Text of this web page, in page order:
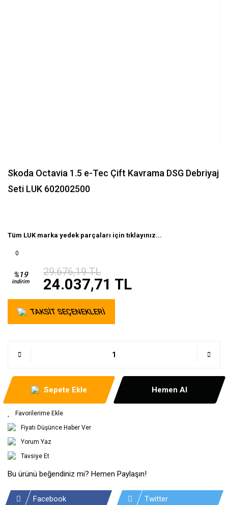
Skoda Octavia 1.5 e-Tec Çift Kavrama DSG Debriyaj
Seti LUK 602002500
Tüm LUK marka yedek parçaları için tıklayınız...
0
%19
indirim
29.676,19 TL
24.037,71 TL
TAKSİT SEÇENEKLERİ
Sepete Ekle Hemen Al
Fiyatı Düşünce Haber Ver
Yorum Yaz
Tavsiye Et
Bu ürünü beğendiniz mi? Hemen Paylaşın!
Facebook Twitter